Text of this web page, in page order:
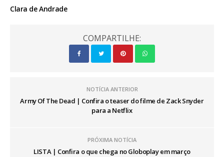
Clara de Andrade
COMPARTILHE:
NOTÍCIA ANTERIOR
Army Of The Dead | Confira o teaser do filme de Zack Snyder
para a Netflix
PRÓXIMA NOTÍCIA
LISTA | Confira o que chega no Globoplay em março